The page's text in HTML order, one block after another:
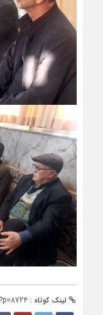
لینک کوتاه :